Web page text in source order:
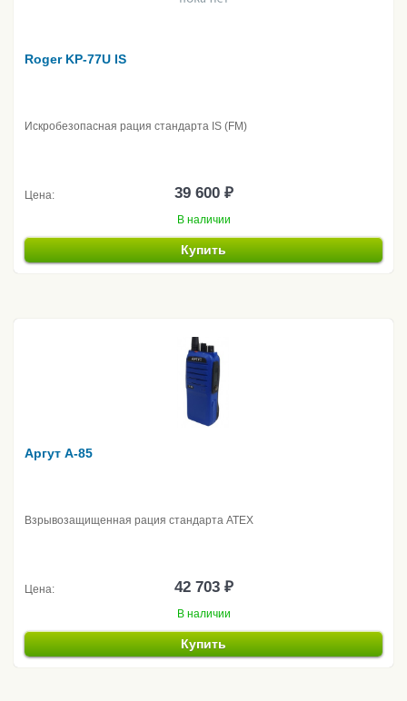
Roger KP-77U IS
Искробезопасная рация стандарта IS (FM)
Цена: 39 600 ₽
В наличии
Купить
Аргут A-85
Взрывозащищенная рация стандарта ATEX
Цена: 42 703 ₽
В наличии
Купить